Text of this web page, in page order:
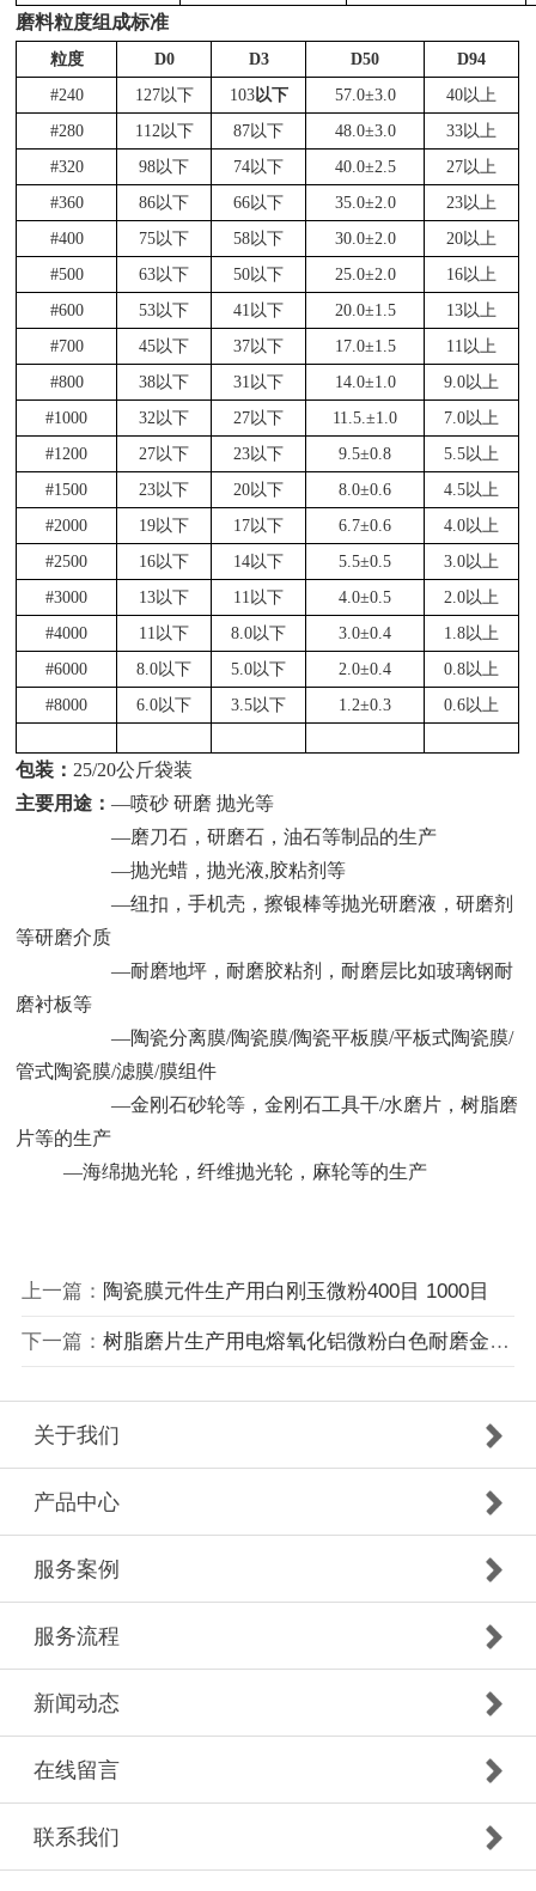
磨料粒度组成标准
粒度 D0 D3 D50
D94
#240
127以下 103以下 57.0±3.0
40以上
#280
112以下 87以下 48.0±3.0
33以上
#320
98以下 74以下 40.0±2.5
27以上
#360
86以下 66以下 35.0±2.0
23以上
#400
75以下 58以下 30.0±2.0
20以上
#500
63以下 50以下 25.0±2.0
16以上
#600
53以下 41以下 20.0±1.5
13以上
#700
45以下 37以下 17.0±1.5
11以上
#800
38以下 31以下 14.0±1.0
9.0以上
#1000
32以下 27以下 11.5.±1.0
7.0以上
#1200
27以下 23以下 9.5±0.8
5.5以上
#1500
23以下 20以下 8.0±0.6
4.5以上
#2000
19以下 17以下 6.7±0.6
4.0以上
#2500
16以下 14以下 5.5±0.5
3.0以上
#3000
13以下 11以下 4.0±0.5
2.0以上
#4000
11以下 8.0以下 3.0±0.4
1.8以上
#6000
8.0以下 5.0以下 2.0±0.4
0.8以上
#8000
6.0以下 3.5以下 1.2±0.3 0.6以上
包装：25/20公斤袋装
主要用途：—喷砂 研磨 抛光等
—磨刀石，研磨石，油石等制品的生产
—抛光蜡，抛光液,胶粘剂等
—纽扣，手机壳，擦银棒等抛光研磨液，研磨剂
等研磨介质
—耐磨地坪，耐磨胶粘剂，耐磨层比如玻璃钢耐
磨衬板等
—陶瓷分离膜/陶瓷膜/陶瓷平板膜/平板式陶瓷膜/
管式陶瓷膜/滤膜/膜组件
—金刚石砂轮等，金刚石工具干/水磨片，树脂磨
片等的生产
—海绵抛光轮，纤维抛光轮，麻轮等的生产
上一篇： 陶瓷膜元件生产用白刚玉微粉400目 1000目
下一篇： 树脂磨片生产用电熔氧化铝微粉白色耐磨金刚砂微粉1200目
关于我们
产品中心
服务案例
服务流程
新闻动态
在线留言
联系我们